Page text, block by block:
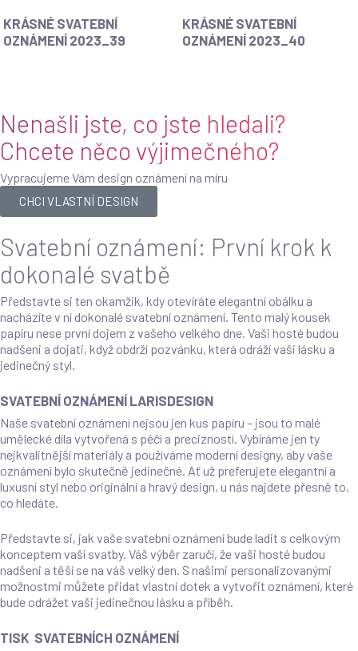
KRÁSNÉ SVATEBNÍ
OZNÁMENÍ 2023_39
KRÁSNÉ SVATEBNÍ
OZNÁMENÍ 2023_40
Nenašli jste, co jste hledali?
Chcete něco výjimečného?
Vypracujeme Vám design oznámení na míru
CHCI VLASTNÍ DESIGN
Svatební oznámení: První krok k
dokonalé svatbě
Představte si ten okamžik, kdy otevíráte elegantní obálku a
nacházíte v ní dokonalé svatební oznámení. Tento malý kousek
papíru nese první dojem z vašeho velkého dne. Vaši hosté budou
nadšeni a dojati, když obdrží pozvánku, která odráží vaši lásku a
jedinečný styl.
SVATEBNÍ OZNÁMENÍ LARISDESIGN
Naše svatební oznámení nejsou jen kus papíru – jsou to malé
umělecké díla vytvořená s péčí a precizností. Vybíráme jen ty
nejkvalitnější materiály a používáme moderní designy, aby vaše
oznámení bylo skutečně jedinečné. Ať už preferujete elegantní a
luxusní styl nebo originální a hravý design, u nás najdete přesně to,
co hledáte.
Představte si, jak vaše svatební oznámení bude ladit s celkovým
konceptem vaší svatby. Váš výběr zaručí, že vaši hosté budou
nadšeni a těší se na váš velký den. S našimi personalizovanými
možnostmi můžete přidat vlastní dotek a vytvořit oznámení, které
bude odrážet vaši jedinečnou lásku a příběh.
TISK SVATEBNÍCH OZNÁMENÍ